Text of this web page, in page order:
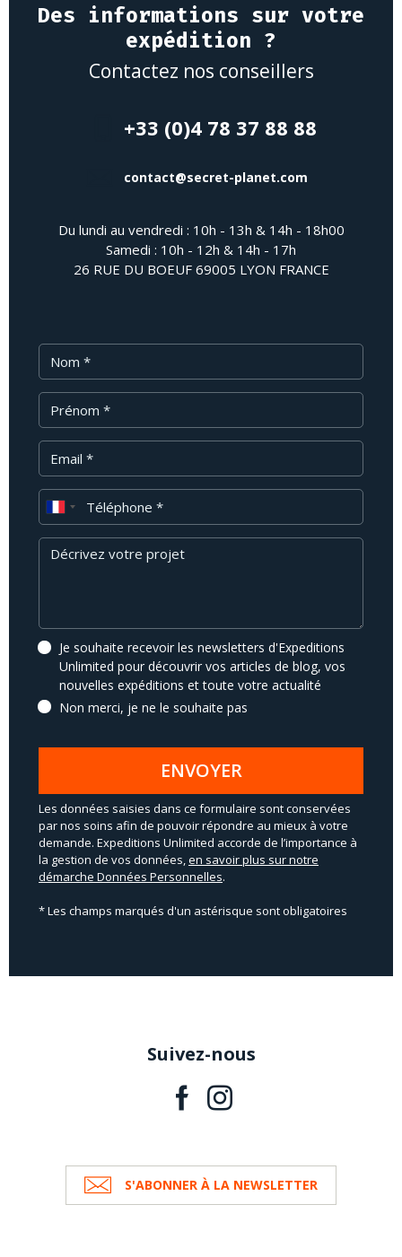
Des informations sur votre
expédition ?
Contactez nos conseillers
+33 (0)4 78 37 88 88
contact@secret-planet.com
Du lundi au vendredi : 10h - 13h & 14h - 18h00
Samedi : 10h - 12h & 14h - 17h
26 RUE DU BOEUF 69005 LYON FRANCE
Nom
Prénom
Email
Téléphone
Message
Je souhaite recevoir les newsletters d'Expeditions
Unlimited pour découvrir vos articles de blog, vos
nouvelles expéditions et toute votre actualité
Non merci, je ne le souhaite pas
ENVOYER
Les données saisies dans ce formulaire sont conservées
par nos soins afin de pouvoir répondre au mieux à votre
demande. Expeditions Unlimited accorde de l’importance à
la gestion de vos données,en savoir plus sur notre
démarche Données Personnelles.
* Les champs marqués d'un astérisque sont obligatoires
Suivez-nous
S'ABONNER À LA NEWSLETTER